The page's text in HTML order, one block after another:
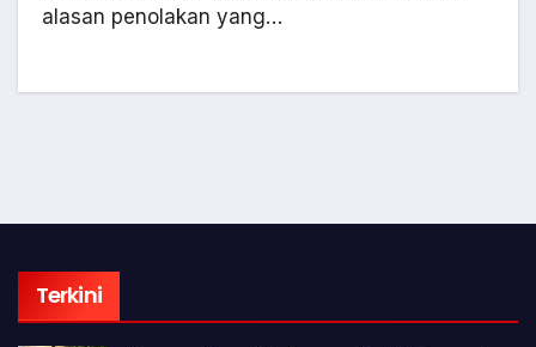
alasan penolakan yang…
Terkini